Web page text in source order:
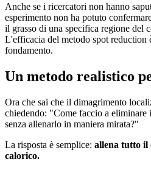
Anche se i ricercatori non hanno
esperimento non ha potuto
il grasso di una specifica regione del
L'efficacia del metodo spot reduction
fondamento.
Un metodo realistico
Ora che sai che il dimagrimento
chiedendo: "Come faccio a eliminare
senza allenarlo in maniera mirata?"
La risposta è semplice: allena tutto il
calorico.